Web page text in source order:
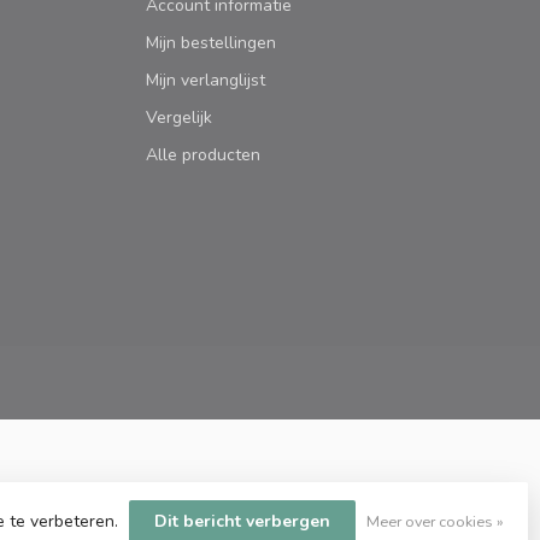
Account informatie
Mijn bestellingen
Mijn verlanglijst
Vergelijk
Alle producten
designby Dyvelopment
te verbeteren. Dit bericht verbergen Meer over cookies »